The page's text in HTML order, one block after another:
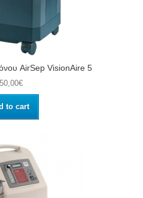
AirSep VisionAire 5
to cart